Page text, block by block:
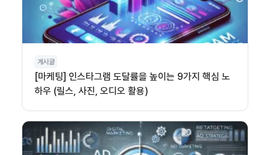
게시글
[마케팅] 인스타그램 도달률을 높이는 9가지 핵심 노
하우 (릴스, 사진, 오디오 활용)